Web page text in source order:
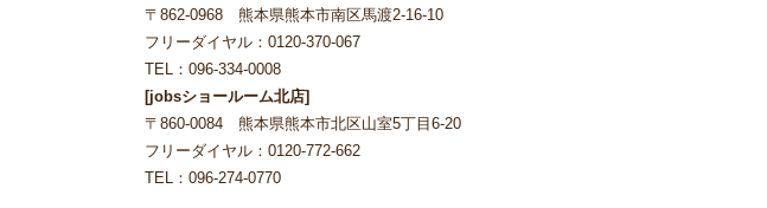
〒862-0968 熊本県熊本市南区馬渡2-16-10
フリーダイヤル：0120-370-067
TEL：096-334-0008
[jobsショールーム北店]
〒860-0084 熊本県熊本市北区山室5丁目6-20
フリーダイヤル：0120-772-662
TEL：096-274-0770